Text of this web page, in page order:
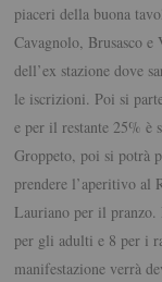
piaceri della buona
Cavagnolo, Brusasco
dell’ex stazione dove
le iscrizioni. Poi si
e per il restante 25% è
Groppeto, poi si potrà
prendere l’aperitivo al
Lauriano per il
per gli adulti e 8 per i
manifestazione verrà